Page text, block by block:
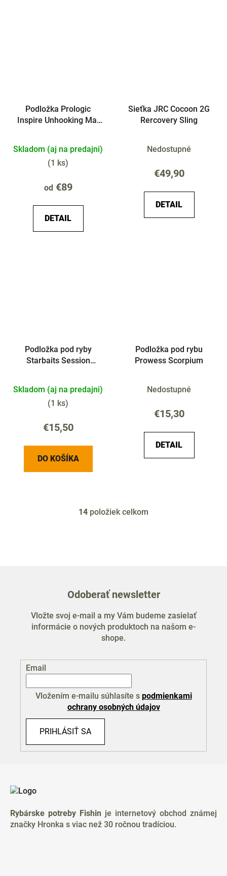
Podložka Prologic
Inspire Unhooking Mat
Skladom (aj na predajni)
(1 ks)
od€89
DETAIL
Sieťka JRC Cocoon 2G
Rercovery Sling
Nedostupné
€49,90
DETAIL
Podložka pod ryby
Starbaits Session
Skladom (aj na predajni)
(1 ks)
€15,50
DO KOŠÍKA
Podložka pod rybu
Prowess Scorpium
Nedostupné
€15,30
DETAIL
O
i
p
r
v
y
v
p
i
14 položiek celkom
Odoberať newsletter
Vložte svoj e-mail a my Vám budeme zasielať
informácie o nových produktoch na našom e-
shope.
Email
Vložením e-mailu súhlasíte s podmienkami
ochrany osobných údajov
PRIHLÁSIŤ SA
Rybárske potreby Fishin je internetový obchod známej
značky Hronka s viac než 30 ročnou tradíciou.